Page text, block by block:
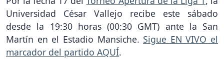
Universidad César Vallejo recibe este sábado
desde la 19:30 horas (00:30 GMT) ante la San
Martín en el Estadio Mansiche. Sigue EN VIVO el
marcador del partido AQUÍ.